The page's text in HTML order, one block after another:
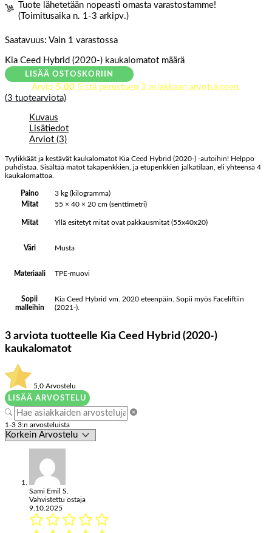
Tuote lähetetään nopeasti omasta varastostamme!
(Toimitusaika n. 1-3 arkipv.)
Saatavuus: Vain 1 varastossa
Kia Ceed Hybrid (2020-) kaukalomatot määrä
LISÄÄ OSTOSKORIIN
Arvio 5.005:stä perustuen 3 asiakkaan arvotukseen.
(3 tuotearviota)
Kuvaus
Lisätiedot
Arviot (3)
Tyylikkäät ja kestävät kaukalomatot Kia Ceed Hybrid (2020-) -autoihin! Helppo
puhdistaa. Sisältää matot takapenkkien, ja etupenkkien jalkatilaan, eli yhteensä 4
kaukalomattoa.
Paino
3 kg (kilogramma)
Mitat
55 × 40 × 20 cm (senttimetri)
Mitat Yllä esitetyt mitat ovat pakkausmitat (55x40x20)
Väri Musta
Materiaali TPE-muovi
Sopii
malleihin
Kia Ceed Hybrid vm. 2020 eteenpäin. Sopii myös Faceliftiin
(2021-).
3 arviota tuotteelle Kia Ceed Hybrid (2020-)
kaukalomatot
5,0 Arvostelu
LISÄÄ ARVOSTELU
1-3 3:n arvosteluista
Sami Emil S.
Vahvistettu ostaja
9.10.2025